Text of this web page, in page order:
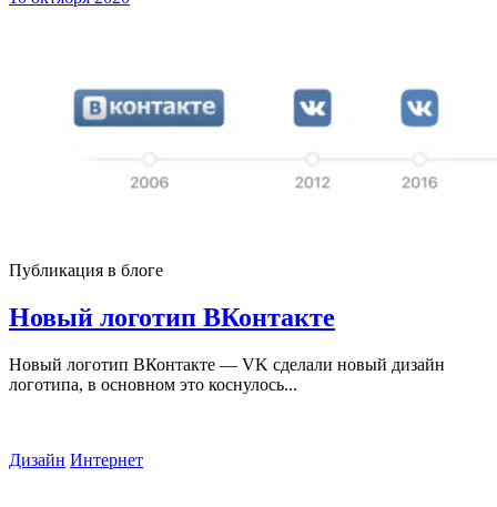
Публикация в блоге
Новый логотип ВКонтакте
Новый логотип ВКонтакте — VK сделали новый дизайн
логотипа, в основном это коснулось...
Дизайн Интернет